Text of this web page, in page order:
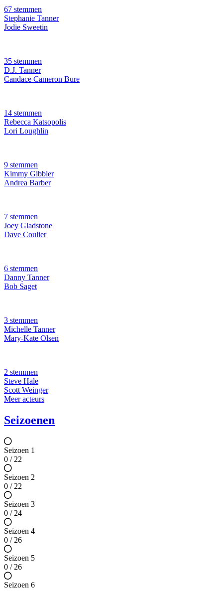
67 stemmen
Stephanie Tanner
Jodie Sweetin
35 stemmen
D.J. Tanner
Candace Cameron Bure
14 stemmen
Rebecca Katsopolis
Lori Loughlin
9 stemmen
Kimmy Gibbler
Andrea Barber
7 stemmen
Joey Gladstone
Dave Coulier
6 stemmen
Danny Tanner
Bob Saget
3 stemmen
Michelle Tanner
Mary-Kate Olsen
2 stemmen
Steve Hale
Scott Weinger
Meer acteurs
Seizoenen
Seizoen 1
0 / 22
Seizoen 2
0 / 22
Seizoen 3
0 / 24
Seizoen 4
0 / 26
Seizoen 5
0 / 26
Seizoen 6